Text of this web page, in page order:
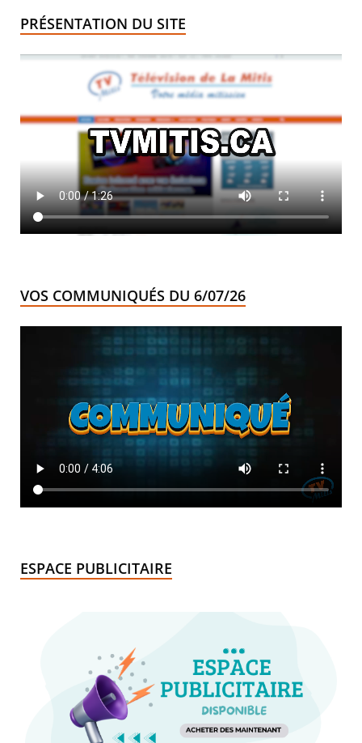
PRÉSENTATION DU SITE
VOS COMMUNIQUÉS DU 6/07/26
ESPACE PUBLICITAIRE